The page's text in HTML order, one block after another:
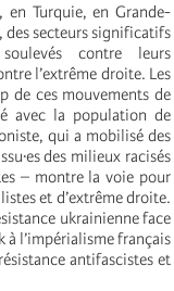
en Turquie, en Grande-
des secteurs significatifs
contre leurs
l’extrême droite. Les
de ces mouvements de
avec la population de
qui a mobilisé des
des milieux racisés
– montre la voie pour
et d’extrême droite.
ukrainienne face
à l’impérialisme français
antifascistes et